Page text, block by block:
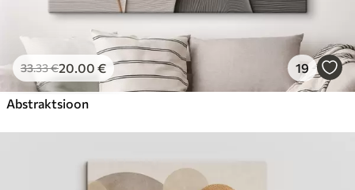
33.33€20.00 € 19
Abstraktsioon